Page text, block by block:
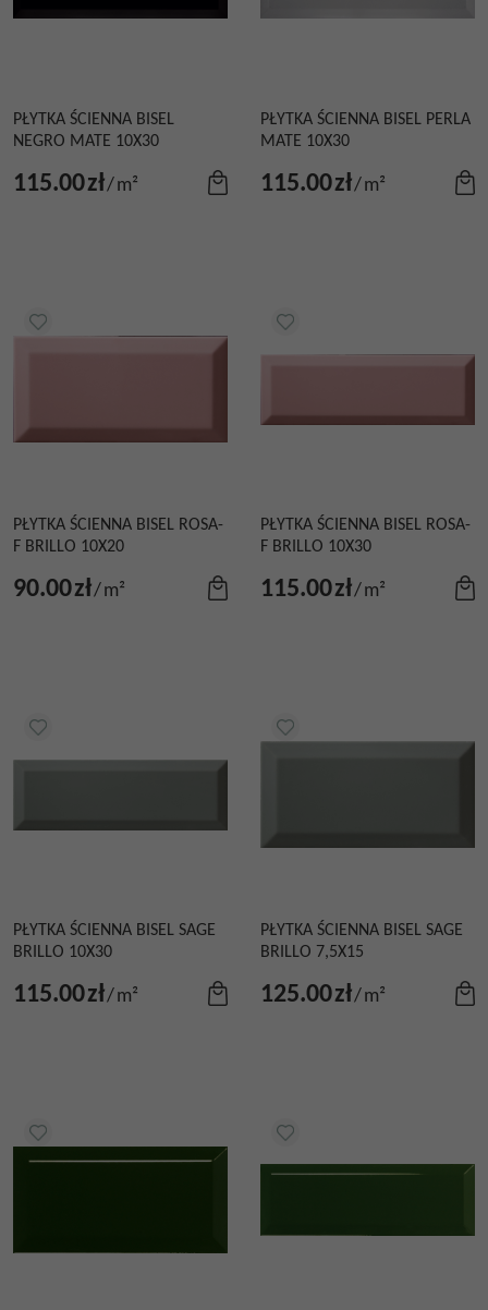
PŁYTKA ŚCIENNA BISEL
NEGRO MATE 10X30
115.00zł/m²
PŁYTKA ŚCIENNA BISEL PERLA
MATE 10X30
115.00zł/m²
PŁYTKA ŚCIENNA BISEL ROSA-
F BRILLO 10X20
90.00zł/m²
PŁYTKA ŚCIENNA BISEL ROSA-
F BRILLO 10X30
115.00zł/m²
PŁYTKA ŚCIENNA BISEL SAGE
BRILLO 10X30
115.00zł/m²
PŁYTKA ŚCIENNA BISEL SAGE
BRILLO 7,5X15
125.00zł/m²